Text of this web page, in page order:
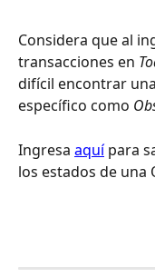
Considera que al
transacciones en
difícil encontrar
específico como
Ingresa aquí para
los estados de una